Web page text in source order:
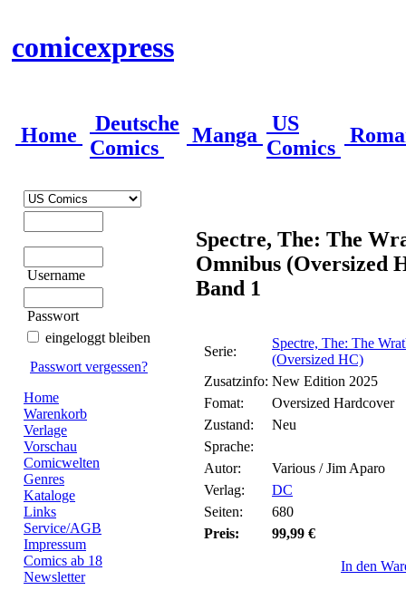
comicexpress
Home
Deutsche
Comics
Manga
US
Comics
Username
Passwort
eingeloggt bleiben
Passwort vergessen?
Home
Warenkorb
Verlage
Vorschau
Comicwelten
Genres
Kataloge
Links
Service/AGB
Impressum
Comics ab 18
Newsletter
Spectre, The: The
Omnibus (Oversized
Band 1
Serie:
Spectre, The: The
(Oversized HC)
Zusatzinfo: New Edition 2025
Fomat:
Oversized Hardcover
Zustand:
Neu
Sprache:
Autor:
Various / Jim Aparo
Verlag:
DC
Seiten:
680
Preis:
99,99 €
In den